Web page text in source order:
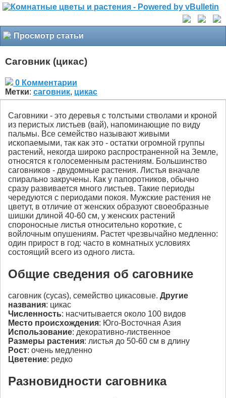
Просмотр статьи
Саговник (цикас)
0 Комментарии
Метки: саговник, цикас
Саговники - это деревья с толстыми стволами и кроной
из перистых листьев (вай), напоминающие по виду
пальмы. Все семейство называют живыми
ископаемыми, так как это - остатки огромной группы
растений, некогда широко распространенной на Земле,
относятся к голосеменным растениям. Большинство
саговников - двудомные растения. Листья вначале
спирально закручены. Как у папоротников, обычно
сразу развивается много листьев. Такие периоды
чередуются с периодами покоя. Мужские растения не
цветут, в отличие от женских образуют своеобразные
шишки длиной 40-60 см, у женских растений
спороносные листья относительно короткие, с
войлочным опушениям. Растет чрезвычайно медленно:
один прирост в год: часто в комнатных условиях
состоящий всего из одного листа.
Общие сведения об саговнике
саговник (cycas), семейство цикасовые. Другие
названия: цикас
Численность: насчитывается около 100 видов
Место происхождения: Юго-Восточная Азия
Использование: декоративно-лиственное
Размеры растения: листья до 50-60 см в длину
Рост: очень медленно
Цветение: редко
Разновидности саговника